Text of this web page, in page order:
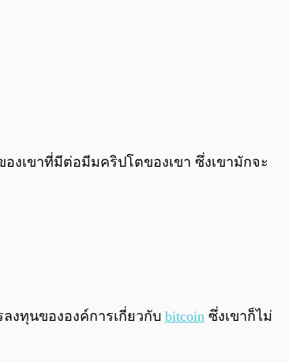
งเขาที่มีต่อมีมคริปโตของเขา ซึ่งเขามักจะ
งทุนขององค์การเกี่ยวกับ bitcoin ซึ่งเขาก็ไม่